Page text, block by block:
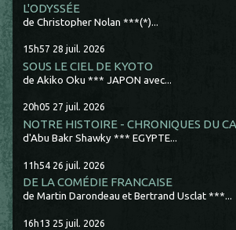
L'ODYSSÉE
de Christopher Nolan ***(*)...
15h57 28 juil. 2026
SOUS LE CIEL DE KYOTO
de Akiko Oku *** JAPON avec...
20h05 27 juil. 2026
NOTRE HISTOIRE - CHRONIQUES DU
d'Abu Bakr Shawky *** EGYPTE...
11h54 26 juil. 2026
DE LA COMÉDIE FRANCAISE
de Martin Darondeau et Bertrand Usclat ***...
16h13 25 juil. 2026